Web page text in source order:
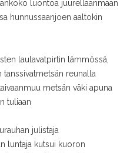
koko luontoa juurellaanmaan
hunnussaanjoen aaltokin
laulavatpirtin lämmössä,
tanssivatmetsän reunalla
muu metsän väki apuna
tuliaan
julistaja
luntaja kutsui kuoron